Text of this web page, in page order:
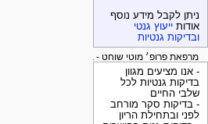
ניתן לקבל מידע נוסף
אודות ייעוץ גנטי
ובדיקות גנטיות
מרפאת פרופ׳ מוטי שוחט - בדיקות גנטיות
- אנו מציעים מגוון
בדיקות גנטיות לכל
שלבי החיים
- בדיקות סקר מורחב
לפני ובתחילת הריון